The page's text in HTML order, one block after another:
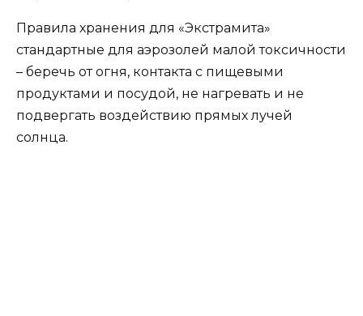
Правила хранения для «Экстрамита»
стандартные для аэрозолей малой токсичности
– беречь от огня, контакта с пищевыми
продуктами и посудой, не нагревать и не
подвергать воздействию прямых лучей
солнца.